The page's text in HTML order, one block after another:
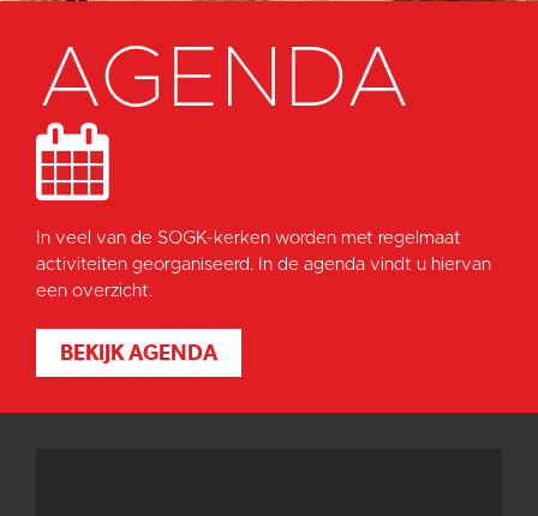
AGENDA
In veel van de SOGK-kerken worden met regelmaat
activiteiten georganiseerd. In de agenda vindt u hiervan
een overzicht.
BEKIJK AGENDA